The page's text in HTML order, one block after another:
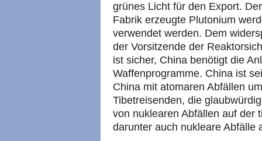
grünes Licht für den Export.
Fabrik erzeugte Plutonium
verwendet werden. Dem
der Vorsitzende der
ist sicher, China benötigt die
Waffenprogramme. China ist
China mit atomaren Abfällen
Tibetreisenden, die
von nuklearen Abfällen auf der
darunter auch nukleare Abfälle